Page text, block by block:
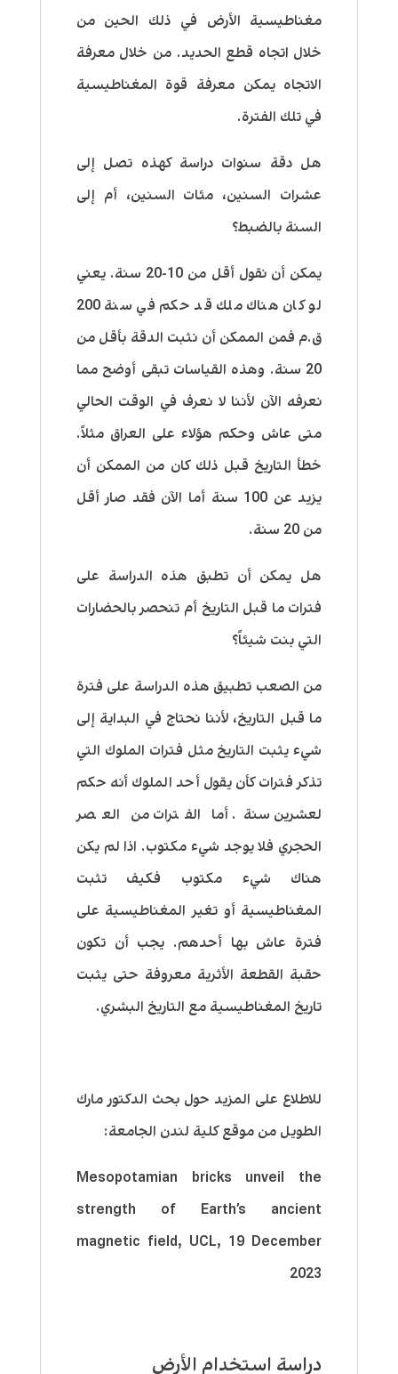
مغناطيسية الأرض في ذلك الحين من
خلال اتجاه قطع الحديد. من خلال معرفة
الاتجاه يمكن معرفة قوة المغناطيسية
في تلك الفترة.
هل دقة سنوات دراسة كهذه تصل إلى
عشرات السنين، مئات السنين، أم إلى
السنة بالضبط؟
يمكن أن نقول أقل من 10-20 سنة. يعني
لو كان هناك ملك قد حكم في سنة 200
ق.م فمن الممكن أن نثبت الدقة بأقل من
20 سنة. وهذه القياسات تبقى أوضح مما
نعرفه الآن لأننا لا نعرف في الوقت الحالي
متى عاش وحكم هؤلاء على العراق مثلاً.
خطأ التاريخ قبل ذلك كان من الممكن أن
يزيد عن 100 سنة أما الآن فقد صار أقل
من 20 سنة.
هل يمكن أن تطبق هذه الدراسة على
فترات ما قبل التاريخ أم تنحصر بالحضارات
التي بنت شيئاً؟
من الصعب تطبيق هذه الدراسة على فترة
ما قبل التاريخ، لأننا نحتاج في البداية إلى
شيء يثبت التاريخ مثل فترات الملوك التي
تذكر فترات كأن يقول أحد الملوك أنه حكم
لعشرين سنة. أما الفترات من العصر
الحجري فلا يوجد شيء مكتوب. اذا لم يكن
هناك شيء مكتوب فكيف تثبت
المغناطيسية أو تغير المغناطيسية على
فترة عاش بها أحدهم. يجب أن تكون
حقبة القطعة الأثرية معروفة حتى يثبت
تاريخ المغناطيسية مع التاريخ البشري.
للاطلاع على المزيد حول بحث الدكتور مارك
الطويل من موقع كلية لندن الجامعة:
Mesopotamian bricks unveil the
strength of Earth’s ancient
magnetic field, UCL, 19 December
2023
دراسة استخدام الأرض